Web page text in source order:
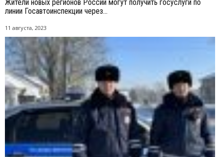
Жители новых регионов России могут получить госуслуги по
линии Госавтоинспекции через...
11 августа, 2023